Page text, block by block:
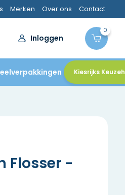
Merken Over ons Contact
Inloggen
0
Kiesrijks
Flosser -